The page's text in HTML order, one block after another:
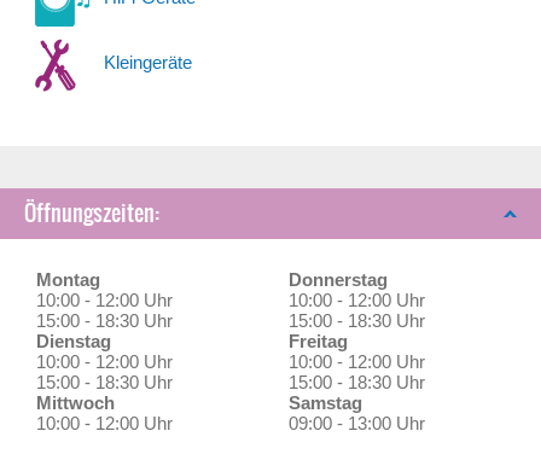
Kleingeräte
Öffnungszeiten:
Montag
10:00 - 12:00 Uhr
15:00 - 18:30 Uhr
Dienstag
10:00 - 12:00 Uhr
15:00 - 18:30 Uhr
Mittwoch
10:00 - 12:00 Uhr
Donnerstag
10:00 - 12:00 Uhr
15:00 - 18:30 Uhr
Freitag
10:00 - 12:00 Uhr
15:00 - 18:30 Uhr
Samstag
09:00 - 13:00 Uhr